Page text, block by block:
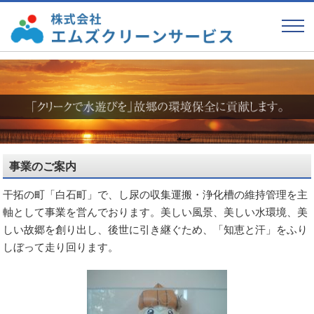
事業のご案内
干拓の町「白石町」で、し尿の収集運搬・浄化槽の維持管理を主
軸として事業を営んでおります。美しい風景、美しい水環境、美
しい故郷を創り出し、後世に引き継ぐため、「知恵と汗」をふり
しぼって走り回ります。